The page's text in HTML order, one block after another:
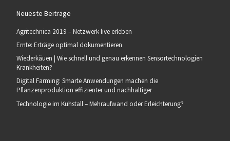
Neueste Beiträge
Agritechnica 2019 – Netzwerk live erleben
Ernte: Erträge optimal dokumentieren
Wiederkäuen | Wie schnell und genau erkennen Sensortechnologien
Krankheiten?
Digital Farming: Smarte Anwendungen machen die
Pflanzenproduktion effizienter und nachhaltiger
Technologie im Kuhstall – Mehraufwand oder Erleichterung?